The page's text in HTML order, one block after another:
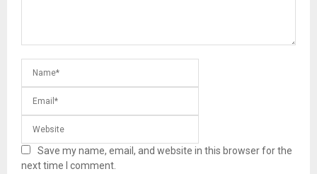
Save my name, email, and website in this browser for the
next time I comment.